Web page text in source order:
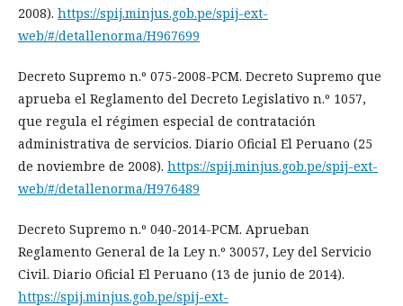
2008). https://spij.minjus.gob.pe/spij-ext-
web/#/detallenorma/H967699
Decreto Supremo n.º 075-2008-PCM. Decreto Supremo que
aprueba el Reglamento del Decreto Legislativo n.º 1057,
que regula el régimen especial de contratación
administrativa de servicios. Diario Oficial El Peruano (25
de noviembre de 2008). https://spij.minjus.gob.pe/spij-ext-
web/#/detallenorma/H976489
Decreto Supremo n.º 040-2014-PCM. Aprueban
Reglamento General de la Ley n.º 30057, Ley del Servicio
Civil. Diario Oficial El Peruano (13 de junio de 2014).
https://spij.minjus.gob.pe/spij-ext-